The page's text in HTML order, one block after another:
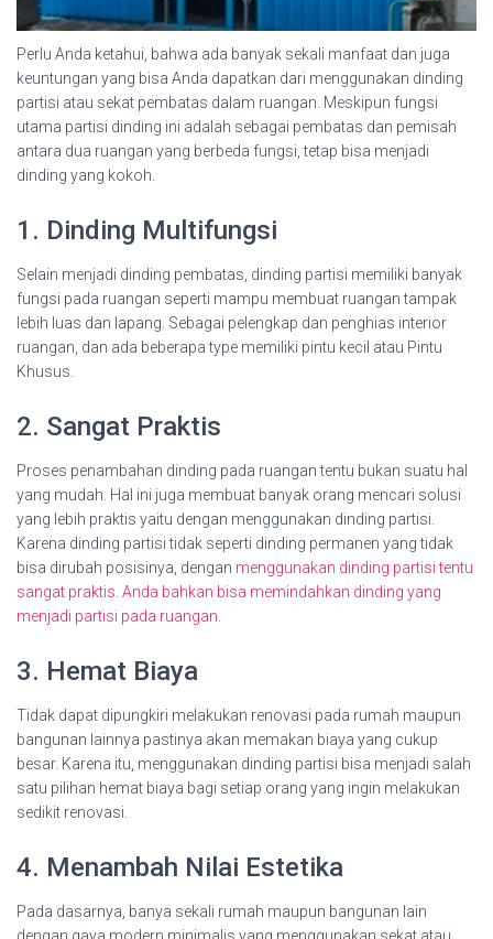
Perlu Anda ketahui, bahwa ada banyak sekali manfaat dan juga
keuntungan yang bisa Anda dapatkan dari menggunakan dinding
partisi atau sekat pembatas dalam ruangan. Meskipun fungsi
utama partisi dinding ini adalah sebagai pembatas dan pemisah
antara dua ruangan yang berbeda fungsi, tetap bisa menjadi
dinding yang kokoh.
1. Dinding Multifungsi
Selain menjadi dinding pembatas, dinding partisi memiliki banyak
fungsi pada ruangan seperti mampu membuat ruangan tampak
lebih luas dan lapang. Sebagai pelengkap dan penghias interior
ruangan, dan ada beberapa type memiliki pintu kecil atau Pintu
Khusus.
2. Sangat Praktis
Proses penambahan dinding pada ruangan tentu bukan suatu hal
yang mudah. Hal ini juga membuat banyak orang mencari solusi
yang lebih praktis yaitu dengan menggunakan dinding partisi.
Karena dinding partisi tidak seperti dinding permanen yang tidak
bisa dirubah posisinya, dengan menggunakan dinding partisi tentu
sangat praktis. Anda bahkan bisa memindahkan dinding yang
menjadi partisi pada ruangan.
3. Hemat Biaya
Tidak dapat dipungkiri melakukan renovasi pada rumah maupun
bangunan lainnya pastinya akan memakan biaya yang cukup
besar. Karena itu, menggunakan dinding partisi bisa menjadi salah
satu pilihan hemat biaya bagi setiap orang yang ingin melakukan
sedikit renovasi.
4. Menambah Nilai Estetika
Pada dasarnya, banya sekali rumah maupun bangunan lain